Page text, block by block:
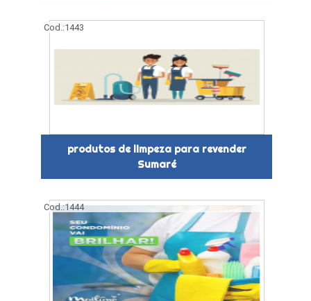
Cod.:1443
produtos de limpeza para revender
Sumaré
Cod.:1444